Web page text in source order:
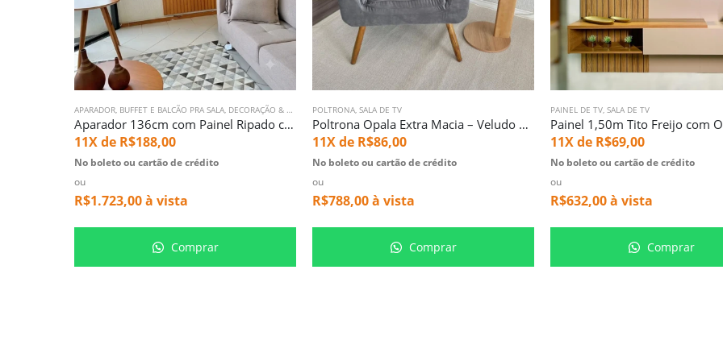
APARADOR, BUFFET E BALCÃO PRA SALA, DECORAÇÃO & AREA EXTERNA ,ESPELHOS, SALA DE TV
Aparador 136cm com Painel Ripado com Espelho Grande de Alça de Couro (5128-382)
11X de R$188,00
No boleto ou cartão de crédito
ou
R$1.723,00à vista
Comprar
POLTRONA, SALA DE TV
Poltrona Opala Extra Macia – Veludo Cinza (4366)
11X de R$86,00
No boleto ou cartão de crédito
ou
R$788,00à vista
Comprar
PAINEL DE TV, SALA DE TV
11X de R$69,00
No boleto ou cartão de crédito
ou
R$632,00à vista
Comprar